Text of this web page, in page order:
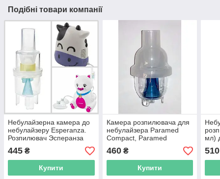
Подібні товари компанії
Небулайзерна камера до
небулайзеру Esperanza.
Розпилювач Эсперанза
445 ₴
Купити
Камера розпилювача для
небулайзера Paramed
Compact, Paramed
Assistant
460₴
Купити
мл)
510